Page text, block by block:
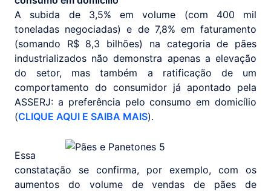
A subida de 3,5% em volume (com 400 mil
toneladas negociadas) e de 7,8% em faturamento
(somando R$ 8,3 bilhões) na categoria de pães
industrializados não demonstra apenas a elevação
do setor, mas também a ratificação de um
comportamento do consumidor já apontado pela
ASSERJ: a preferência pelo consumo em domicílio
(CLIQUE AQUI E SAIBA MAIS).
Essa
constatação se confirma, por exemplo, com os
aumentos do volume de vendas de pães de